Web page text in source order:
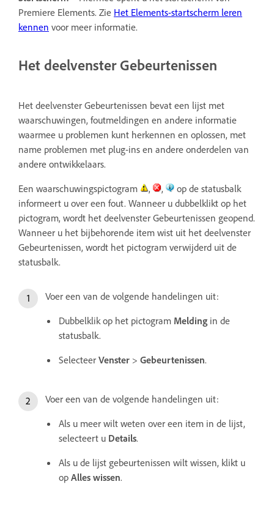
Premiere Elements. Zie Het Elements-startscherm leren
kennen voor meer informatie.
Het deelvenster Gebeurtenissen
Het deelvenster Gebeurtenissen bevat een lijst met
waarschuwingen, foutmeldingen en andere informatie
waarmee u problemen kunt herkennen en oplossen, met
name problemen met plug-ins en andere onderdelen van
andere ontwikkelaars.
Een waarschuwingspictogram
, ,
op de statusbalk
informeert u over een fout. Wanneer u dubbelklikt op het
pictogram, wordt het deelvenster Gebeurtenissen geopend.
Wanneer u het bijbehorende item wist uit het deelvenster
Gebeurtenissen, wordt het pictogram verwijderd uit de
statusbalk.
Voer een van de volgende handelingen uit:
Dubbelklik op het pictogram Melding in de
statusbalk.
Selecteer Venster > Gebeurtenissen.
Voer een van de volgende handelingen uit:
Als u meer wilt weten over een item in de lijst,
selecteert u Details.
Als u de lijst gebeurtenissen wilt wissen, klikt u
op Alles wissen.